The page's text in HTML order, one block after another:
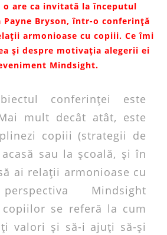
o are ca invitată la începutul
Bryson, într-o conferință
armonioase cu copiii. Ce îmi
și despre motivația alegerii ei
Mindsight.
conferinţei este
Mai mult decât atât, este
copiii (strategii de
sau la şcoală, şi în
ai relaţii armonioase cu
Mindsight
copiilor se referă la cum
valori şi să-i ajuţi să-şi